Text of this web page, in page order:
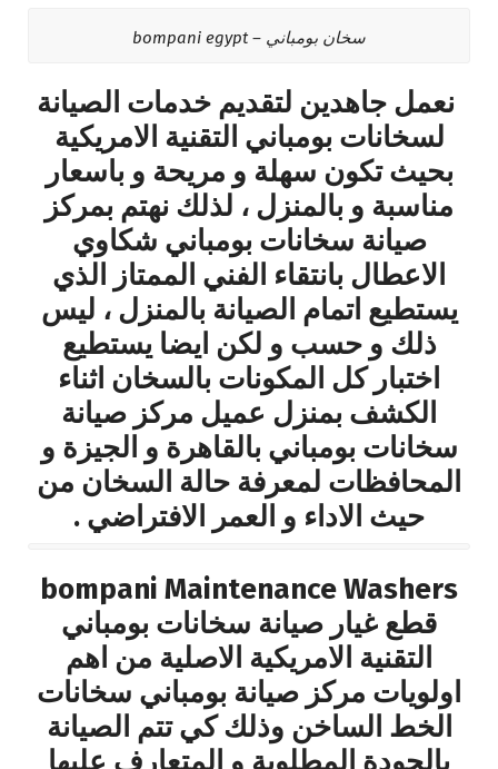
سخان بومباني – bompani egypt
نعمل جاهدين لتقديم خدمات الصيانة
لسخانات بومباني التقنية الامريكية
بحيث تكون سهلة و مريحة و باسعار
مناسبة و بالمنزل ، لذلك نهتم بمركز
صيانة سخانات بومباني شكاوي
الاعطال بانتقاء الفني الممتاز الذي
يستطيع اتمام الصيانة بالمنزل ، ليس
ذلك و حسب و لكن ايضا يستطيع
اختبار كل المكونات بالسخان اثناء
الكشف بمنزل عميل مركز صيانة
سخانات بومباني بالقاهرة و الجيزة و
المحافظات لمعرفة حالة السخان من
حيث الاداء و العمر الافتراضي .
bompani Maintenance Washers
قطع غيار صيانة سخانات بومباني
التقنية الامريكية الاصلية من اهم
اولويات مركز صيانة بومباني سخانات
الخط الساخن وذلك كي تتم الصيانة
بالجودة المطلوبة و المتعارف عليها